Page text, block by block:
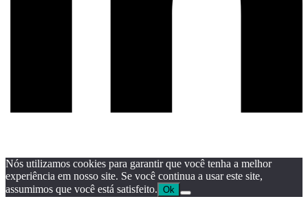
Nós utilizamos cookies para garantir que você tenha a melhor
experiência em nosso site. Se você continua a usar este site,
assumimos que você está satisfeito. Ok